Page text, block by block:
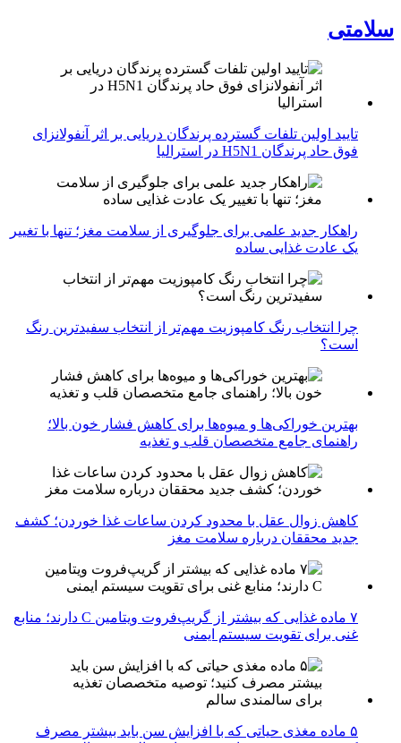
سلامتی
تایید اولین تلفات گسترده پرندگان دریایی بر اثر آنفولانزای
فوق حاد پرندگان H5N1 در استرالیا
راهکار جدید علمی برای جلوگیری از سلامت مغز؛ تنها با تغییر
یک عادت غذایی ساده
چرا انتخاب رنگ کامپوزیت مهم‌تر از انتخاب سفیدترین رنگ
است؟
بهترین خوراکی‌ها و میوه‌ها برای کاهش فشار خون بالا؛
راهنمای جامع متخصصان قلب و تغذیه
کاهش زوال عقل با محدود کردن ساعات غذا خوردن؛ کشف
جدید محققان درباره سلامت مغز
۷ ماده غذایی که بیشتر از گریپ‌فروت ویتامین C دارند؛ منابع
غنی برای تقویت سیستم ایمنی
۵ ماده مغذی حیاتی که با افزایش سن باید بیشتر مصرف